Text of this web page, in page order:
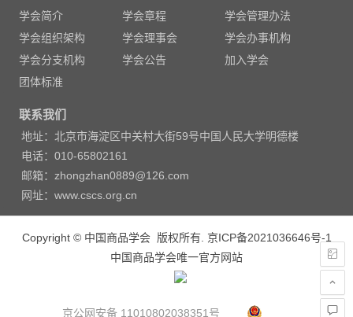
学会简介 学会章程
学会管理办法
学会组织架构
学会理事会
学会办事机构
学会分支机构
学会公告
加入学会
团体标准
联系我们
地址：北京市海淀区中关村大街59号中国人民大学明德楼
电话：010-65802161
邮箱：zhongzhan0889@126.com
网址：www.cscs.org.cn
Copyright © 中国商品学会 版权所有. 京ICP备2021036646号-1
中国商品学会唯一官方网站
京公网安备 11010802038351号